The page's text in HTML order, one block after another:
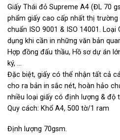
Giấy Thái đỏ Supreme A4 (ĐL 70
phẩm giấy cao cấp nhất thị trường
chuẩn ISO 9001 & ISO 14001.
dụng khi cần in những văn bản
Hợp đồng đấu thầu, Hồ sơ dự án
ký, …
Đặc biệt, giấy có thể nhận tất cả
cho ra bản in sắc nét, hoàn hảo
nhiều loại giấy có định lượng & độ
Quy cách: Khổ A4, 500 tờ/1 ram
Định lượng 70gsm.